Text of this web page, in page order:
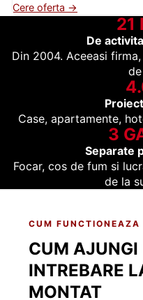
Cere oferta →
21
De
Din 2004. Aceeasi
Case, apartamente,
3
Separate
Focar, cos de fum si
de la
CUM FUNCTIONEAZA
CUM AJUNGI
INTREBARE
MONTAT